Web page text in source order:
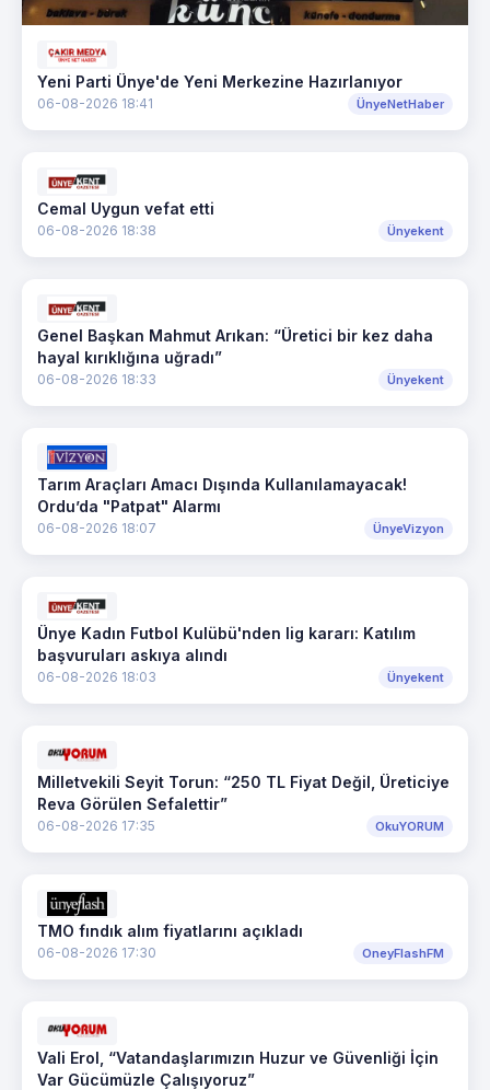
Yeni Parti Ünye'de Yeni Merkezine Hazırlanıyor
06-08-2026 18:41 ÜnyeNetHaber
Cemal Uygun vefat etti
06-08-2026 18:38 Ünyekent
Genel Başkan Mahmut Arıkan: “Üretici bir kez daha
hayal kırıklığına uğradı”
06-08-2026 18:33 Ünyekent
Tarım Araçları Amacı Dışında Kullanılamayacak!
Ordu’da "Patpat" Alarmı
06-08-2026 18:07 ÜnyeVizyon
Ünye Kadın Futbol Kulübü'nden lig kararı: Katılım
başvuruları askıya alındı
06-08-2026 18:03 Ünyekent
Milletvekili Seyit Torun: “250 TL Fiyat Değil, Üreticiye
Reva Görülen Sefalettir”
06-08-2026 17:35 OkuYORUM
TMO fındık alım fiyatlarını açıkladı
06-08-2026 17:30 OneyFlashFM
Vali Erol, “Vatandaşlarımızın Huzur ve Güvenliği İçin
Var Gücümüzle Çalışıyoruz”